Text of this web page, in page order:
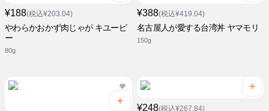
¥188(税込¥203.04)
やわらかおかず肉じゃが キユーピ
ー
80g
¥388(税込¥419.04)
名古屋人が愛する台湾丼 ヤマモリ
150g
¥248(税込¥267.84)